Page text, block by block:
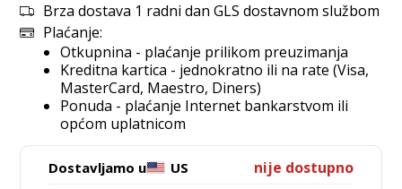
Brza dostava 1 radni dan GLS dostavnom službom
Plaćanje:
Otkupnina - plaćanje prilikom preuzimanja
Kreditna kartica - jednokratno ili na rate (Visa,
MasterCard, Maestro, Diners)
Ponuda - plaćanje Internet bankarstvom ili
općom uplatnicom
Dostavljamo u US
nije dostupno